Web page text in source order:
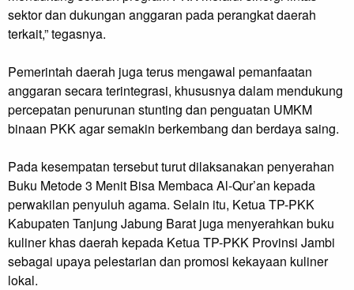
sektor dan dukungan anggaran pada perangkat daerah
terkait,” tegasnya.
Pemerintah daerah juga terus mengawal pemanfaatan
anggaran secara terintegrasi, khususnya dalam mendukung
percepatan penurunan stunting dan penguatan UMKM
binaan PKK agar semakin berkembang dan berdaya saing.
Pada kesempatan tersebut turut dilaksanakan penyerahan
Buku Metode 3 Menit Bisa Membaca Al-Qur’an kepada
perwakilan penyuluh agama. Selain itu, Ketua TP-PKK
Kabupaten Tanjung Jabung Barat juga menyerahkan buku
kuliner khas daerah kepada Ketua TP-PKK Provinsi Jambi
sebagai upaya pelestarian dan promosi kekayaan kuliner
lokal.